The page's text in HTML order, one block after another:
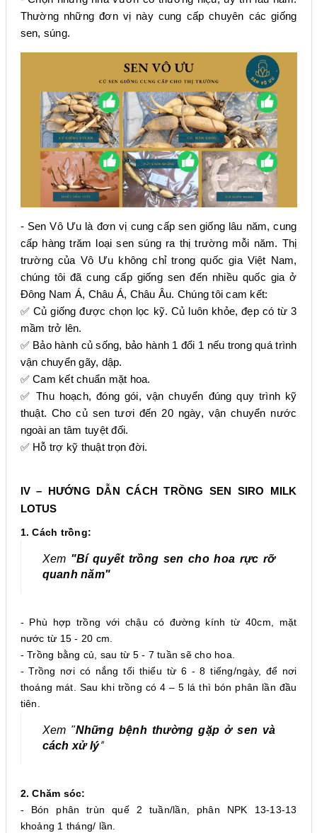
Thường những đơn vị này cung cấp chuyên các giống
sen, súng.
- Sen Vô Ưu là đơn vị cung cấp sen giống lâu năm, cung
cấp hàng trăm loại sen súng ra thị trường mỗi năm. Thị
trường của Vô Ưu không chỉ trong quốc gia Việt Nam,
chúng tôi đã cung cấp giống sen đến nhiều quốc gia ở
Đông Nam Á, Châu Á, Châu Âu. Chúng tôi cam kết:
✅ Củ giống được chọn lọc kỹ. Củ luôn khỏe, đẹp có từ 3
mầm trở lên.
✅ Bảo hành củ sống, bảo hành 1 đổi 1 nếu trong quá trình
vận chuyển gãy, dập.
✅ Cam kết chuẩn mặt hoa.
✅ Thu hoạch, đóng gói, vận chuyển đúng quy trình kỹ
thuật. Cho củ sen tươi đến 20 ngày, vận chuyển nước
ngoài an tâm tuyệt đối.
✅ Hỗ trợ kỹ thuật trọn đời.
IV – HƯỚNG DẪN CÁCH TRỒNG SEN SIRO MILK
LOTUS
1. Cách trồng:
Xem "Bí quyết trồng sen cho hoa rực rỡ
quanh năm"
- Phù hợp trồng với chậu có đường kính từ 40cm, mặt
nước từ 15 - 20 cm.
- Trồng bằng củ, sau từ 5 - 7 tuần sẽ cho hoa.
- Trồng nơi có nắng tối thiểu từ 6 - 8 tiếng/ngày, để nơi
thoáng mát. Sau khi trồng có 4 – 5 lá thì bón phân lần đầu
tiên.
Xem "Những bệnh thường gặp ở sen và
cách xử lý"
2. Chăm sóc:
- Bón phân trùn quế 2 tuần/lần, phân NPK 13-13-13
khoảng 1 tháng/ lần.